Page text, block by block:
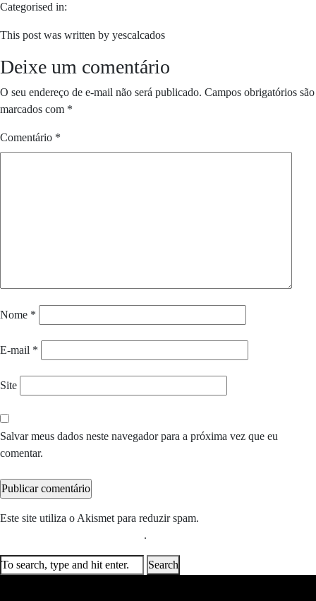
Categorised in:
This post was written by yescalcados
Deixe um comentário
O seu endereço de e-mail não será publicado. Campos obrigatórios são
marcados com *
Comentário *
Nome *
E-mail *
Site
Salvar meus dados neste navegador para a próxima vez que eu
comentar.
Este site utiliza o Akismet para reduzir spam.
.
Search